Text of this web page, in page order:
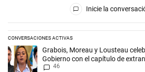
Inicie la
CONVERSACIONES ACTIVAS
Este listado muestra los artículos con más
Un artículo de tendencia con el título
Grabois, Moreau y Lousteau
Gobierno con el capítulo de
46